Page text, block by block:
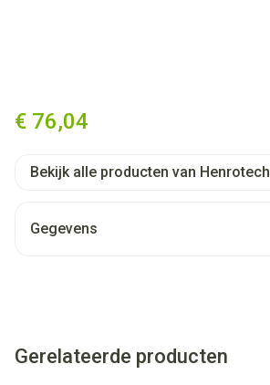
€ 76,04
Bekijk alle producten van Henrotech
Gegevens
Gerelateerde producten